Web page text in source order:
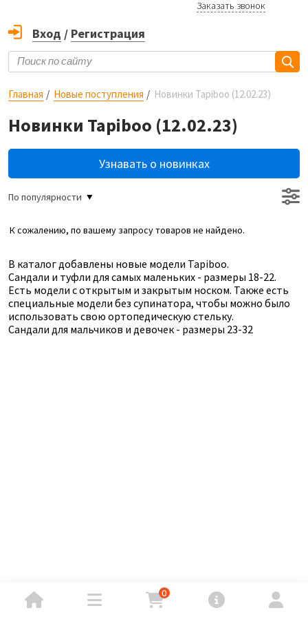
Заказать звонок
Вход / Регистрация
Главная Новые поступления Новинки Tapiboo (12.02.23)
Новинки Tapiboo (12.02.23)
Узнавать о новинках
По популярности
К сожалению, по вашему запросу товаров не найдено.
В каталог добавлены новые модели Tapiboo.
Сандали и туфли для самых маленьких - размеры 18-22.
Есть модели с открытым и закрытым носком. Также есть
специальные модели без супинатора, чтобы можно было
использовать свою ортопедическую стельку.
Сандали для мальчиков и девочек - размеры 23-32
0